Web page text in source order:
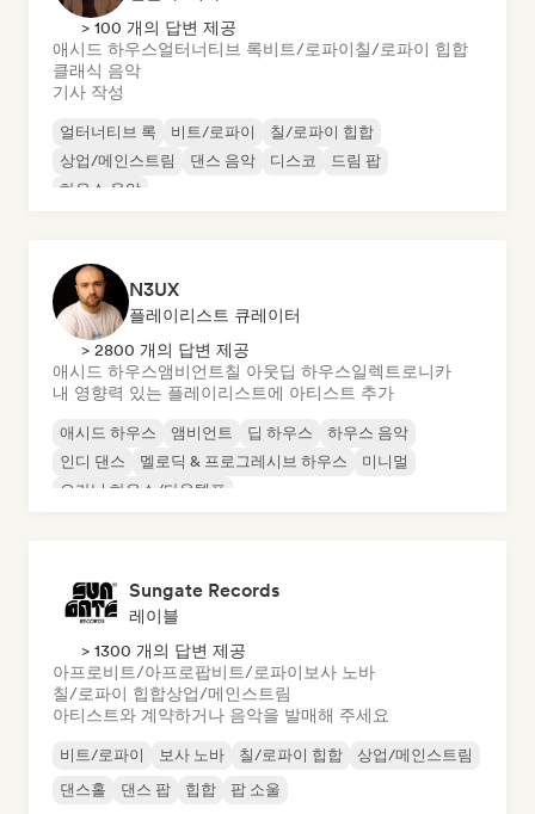
> 100 개의 답변 제공
애시드 하우스얼터너티브 록비트/로파이칠/로파이 힙합
클래식 음악
기사 작성
얼터너티브 록 비트/로파이
칠/로파이 힙합
상업/메인스트림
댄스 음악 디스코
드림 팝
하우스 음악
N3UX
플레이리스트 큐레이터
> 2800 개의 답변 제공
애시드 하우스앰비언트칠 아웃딥 하우스일렉트로니카
내 영향력 있는 플레이리스트에 아티스트 추가
애시드 하우스 앰비언트 딥 하우스
하우스 음악
인디 댄스
멜로딕 & 프로그레시브 하우스
미니멀
오가닉 하우스/다운템포
Sungate Records
레이블
> 1300 개의 답변 제공
아프로비트/아프로팝비트/로파이 보사 노바
칠/로파이 힙합상업/메인스트림
아티스트와 계약하거나 음악을 발매해 주세요
비트/로파이 보사 노바 칠/로파이 힙합
상업/메인스트림
댄스홀
댄스 팝 힙합 팝 소울